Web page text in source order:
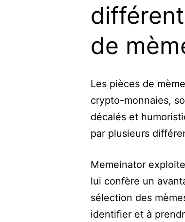
de
Les pièces de
crypto-monnaies,
décalés et
par plusieurs
Memeinator
lui confère un
sélection des
identifier et à